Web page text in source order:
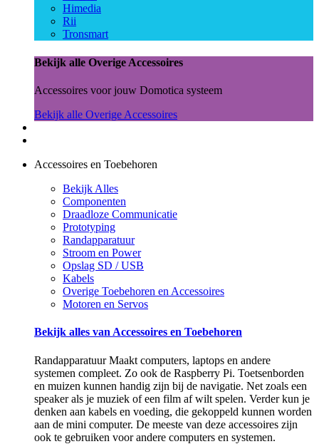
Himedia
Rii
Tronsmart
Bekijk alle Overige Accessoires
Accessoires voor jouw Domotica systeem
Bekijk alle Overige Accessoires
Accessoires en Toebehoren
Bekijk Alles
Componenten
Draadloze Communicatie
Prototyping
Randapparatuur
Stroom en Power
Opslag SD / USB
Kabels
Overige Toebehoren en Accessoires
Motoren en Servos
Bekijk alles van Accessoires en Toebehoren
Randapparatuur Maakt computers, laptops en andere
systemen compleet. Zo ook de Raspberry Pi. Toetsenborden
en muizen kunnen handig zijn bij de navigatie. Net zoals een
speaker als je muziek of een film af wilt spelen. Verder kun je
denken aan kabels en voeding, die gekoppeld kunnen worden
aan de mini computer. De meeste van deze accessoires zijn
ook te gebruiken voor andere computers en systemen.